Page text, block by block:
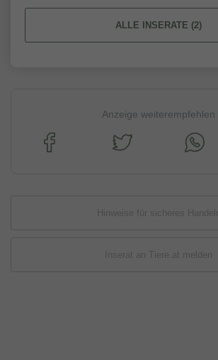
ALLE INSERATE (2)
Anzeige weiterempfehlen
Hinweise für sicheres Handeln
Inserat an Tiere.at melden